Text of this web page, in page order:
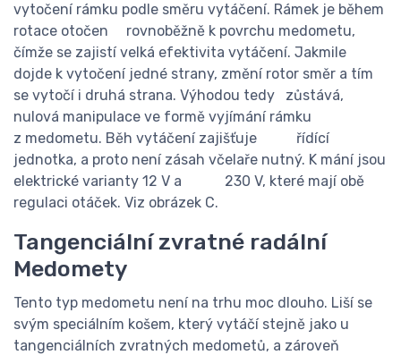
vytočení rámku podle směru vytáčení. Rámek je během
rotace otočen rovnoběžně k povrchu medometu,
čímže se zajistí velká efektivita vytáčení. Jakmile
dojde k vytočení jedné strany, změní rotor směr a tím
se vytočí i druhá strana. Výhodou tedy zůstává,
nulová manipulace ve formě vyjímání rámku
z medometu. Běh vytáčení zajišťuje řídící
jednotka, a proto není zásah včelaře nutný. K mání jsou
elektrické varianty 12 V a 230 V, které mají obě
regulaci otáček. Viz obrázek C.
Tangenciální zvratné radální
Medomety
Tento typ medometu není na trhu moc dlouho. Liší se
svým speciálním košem, který vytáčí stejně jako u
tangenciálních zvratných medometů, a zároveň